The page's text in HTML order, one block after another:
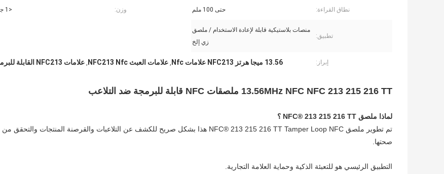
نطاق القراءة: حتى 100 ملم وزن: <1 جرام
تطبيق:
منصات بلاستيكية قابلة لإعادة الاستخدام / ملصق
زي إلخ
إبراز: 13.56 ميجا هرتز NFC213 علامات Nfc , علامات العبث NFC213 Nfc , علامات NFC213 القابلة للبرمجة
13.56MHz NFC NFC 213 215 216 TT ملصقات NFC قابلة للبرمجة ضد التلاعب
لماذا ملصق NFC® 213 215 216 TT ؟
تم تطوير ملصق NFC® 213 215 216 TT Tamper Loop NFC هذا بشكل صريح للكشف عن التلاعبات والقرصنة المنتجات والتحقق من
صحتها.
التطبيق الرئيسي هو للتعبئة الذكية وحماية العلامة التجارية.